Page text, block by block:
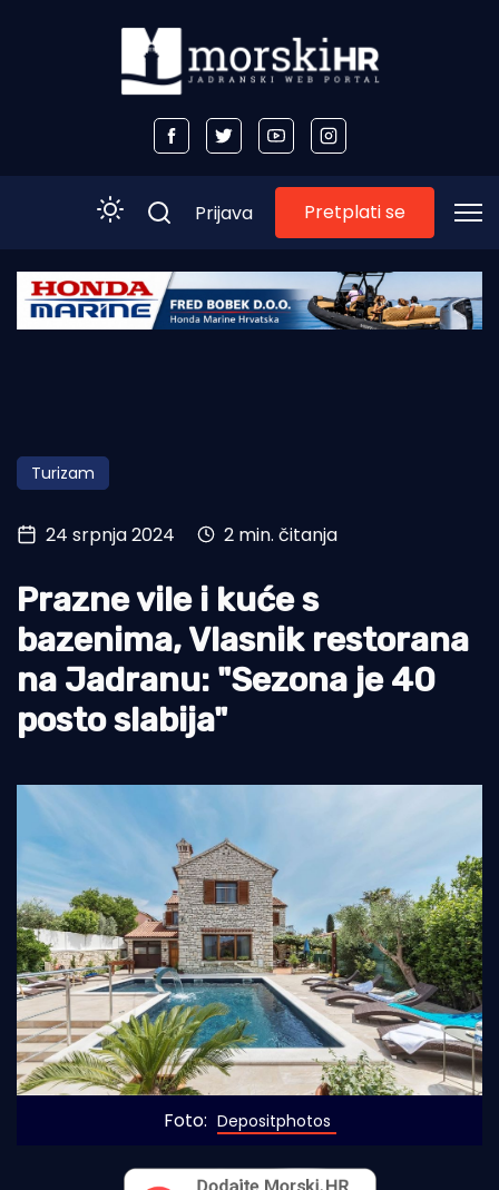
Početna
Obala
Otoci
Turizam i nautika
Pomorstvo
Ribolov
Ekologija
Tradicija i kultura
Prijava Pretplati se
Turizam
24 srpnja 2024 2 min. čitanja
Prazne vile i kuće s
bazenima, Vlasnik restorana
na Jadranu: "Sezona je 40
posto slabija"
Foto: Depositphotos